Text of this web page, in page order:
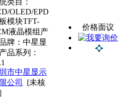
OLED/EPD
模块TFT-
液晶模组产
牌：中星显
品系列：
市中星显示
公司
[未核
价格面议